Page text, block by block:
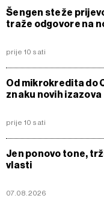
Šengen steže
traže odgovore na
prije 10 sati
Od mikrokredita do
znaku novih izazova
prije 10 sati
Jen ponovo tone,
vlasti
07.08.2026